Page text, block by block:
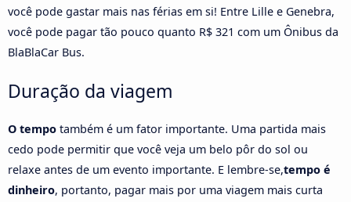
você pode gastar mais nas férias em si! Entre Lille e Genebra,
você pode pagar tão pouco quanto R$ 321 com um Ônibus da
BlaBlaCar Bus.
Duração da viagem
O tempo também é um fator importante. Uma partida mais
cedo pode permitir que você veja um belo pôr do sol ou
relaxe antes de um evento importante. E lembre-se,tempo é
dinheiro, portanto, pagar mais por uma viagem mais curta